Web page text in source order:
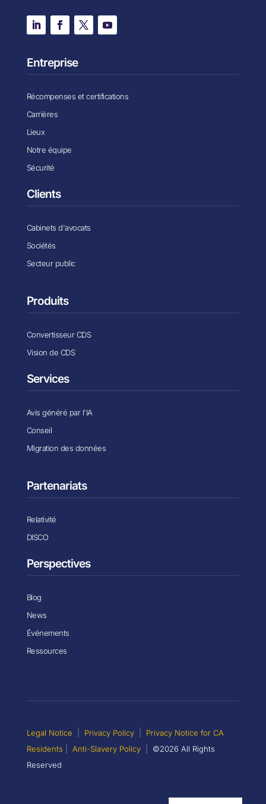
Entreprise
Récompenses et certifications
Carrières
Lieux
Notre équipe
Sécurité
Clients
Cabinets d'avocats
Sociétés
Secteur public
Produits
Convertisseur CDS
Vision de CDS
Services
Avis généré par l'IA
Conseil
Migration des données
Partenariats
Relativité
DISCO
Perspectives
Blog
News
Événements
Ressources
Legal Notice Privacy Policy
Privacy Notice for CA
Residents
Anti-Slavery Policy
©2026 All Rights
Reserved